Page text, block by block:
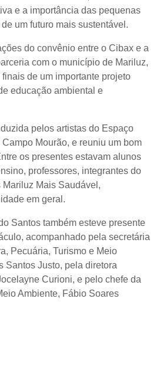
e a importância das pequenas
um futuro mais sustentável.
do convênio entre o Cibax e a
com o município de Mariluz,
de um importante projeto
educação ambiental e
pelos artistas do Espaço
Mourão, e reuniu um bom
os presentes estavam alunos
professores, integrantes do
Mais Saudável,
em geral.
Santos também esteve presente
acompanhado pela secretária
Pecuária, Turismo e Meio
Santos Justo, pela diretora
Curioni, e pelo chefe da
Ambiente, Fábio Soares